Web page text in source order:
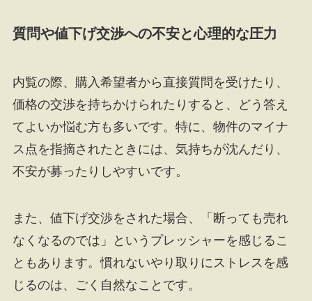
質問や値下げ交渉への不安と心理的な圧力
内覧の際、購入希望者から直接質問を受けたり、
価格の交渉を持ちかけられたりすると、どう答え
てよいか悩む方も多いです。特に、物件のマイナ
ス点を指摘されたときには、気持ちが沈んだり、
不安が募ったりしやすいです。
また、値下げ交渉をされた場合、「断っても売れ
なくなるのでは」というプレッシャーを感じるこ
ともあります。慣れないやり取りにストレスを感
じるのは、ごく自然なことです。